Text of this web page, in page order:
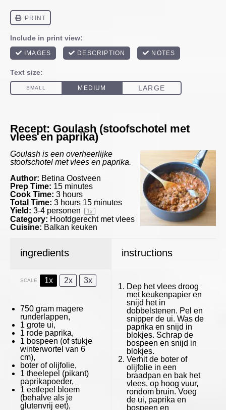
Recept: Goulash (stoofschotel met
vlees en paprika)
Goulash is een overheerlijke
stoofschotel met vlees en paprika.
Author: Betina Oostveen
Prep Time: 15 minutes
Cook Time: 3 hours
Total Time: 3 hours 15 minutes
Yield: 3-4 personen 1x
Category: Hoofdgerecht met vlees
Cuisine: Balkan keuken
ingredients
SCALE 1x 2x 3x
750 gram magere
runderlappen,
1 grote ui,
1 rode paprika,
1 bospeen (of stukje
winterwortel van 6
cm),
boter of olijfolie,
1 theelepel (pikant)
paprikapoeder,
1 eetlepel bloem
(behalve als je
glutenvrij eet),
instructions
Dep het vlees droog
met keukenpapier en
snijd het in
dobbelstenen. Pel en
snipper de ui. Was de
paprika en snijd in
blokjes. Schrap de
bospeen en snijd in
blokjes.
Verhit de boter of
olijfolie in een
braadpan en bak het
vlees, op hoog vuur,
rondom bruin. Voeg
de ui, paprika en
bospeen en